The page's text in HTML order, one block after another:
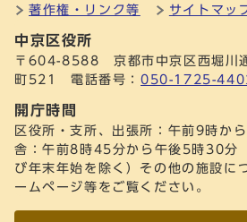
著作権・リンク等 サイトマッ
中京区役所
〒604-8588 京都市中京区西堀川通
町521 電話番号： 050-1725-
開庁時間
区役所・支所、出張所：午前9時か
舎：午前8時45分から午後5時30分
び年末年始を除く）その他の施設に
ームページ等をご覧ください。